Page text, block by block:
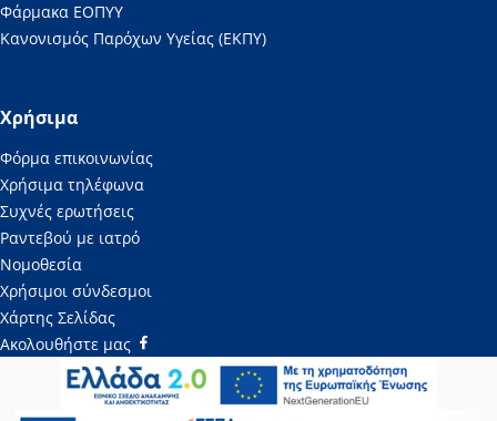
Φάρμακα ΕΟΠΥΥ
Κανονισμός Παρόχων Υγείας (ΕΚΠΥ)
Χρήσιμα
Φόρμα επικοινωνίας
Χρήσιμα τηλέφωνα
Συχνές ερωτήσεις
Ραντεβού με ιατρό
Νομοθεσία
Χρήσιμοι σύνδεσμοι
Χάρτης Σελίδας
Ακολουθήστε μας